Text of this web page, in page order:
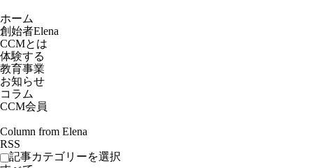
ホーム
創始者Elena
CCMとは
体験する
教育事業
お知らせ
コラム
CCM会員
Column from Elena
RSS
記事カテゴリーを選択